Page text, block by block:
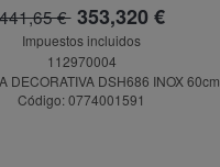
€353,320 €
Impuestos incluidos
112970004
DECORATIVA DSH686 INOX 60cm
Código: 0774001591